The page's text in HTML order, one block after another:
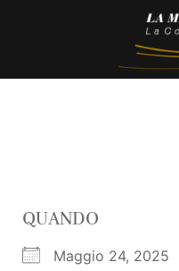
QUANDO
Maggio 24, 2025